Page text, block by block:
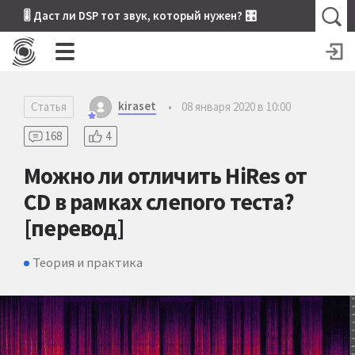
🎚 Даст ли DSP тот звук, который нужен? 🎛
Статья kiraset •
08 января 2020 в 10:00
168
4
Можно ли отличить HiRes от
CD в рамках слепого теста?
[перевод]
Теория и практика